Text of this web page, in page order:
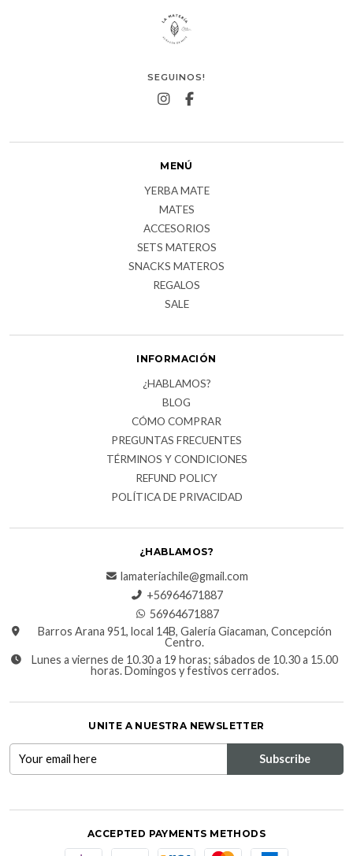
SEGUINOS!
MENÚ
YERBA MATE
MATES
ACCESORIOS
SETS MATEROS
SNACKS MATEROS
REGALOS
SALE
INFORMACIÓN
¿HABLAMOS?
BLOG
CÓMO COMPRAR
PREGUNTAS FRECUENTES
TÉRMINOS Y CONDICIONES
REFUND POLICY
POLÍTICA DE PRIVACIDAD
¿HABLAMOS?
lamateriachile@gmail.com
+56964671887
56964671887
Barros Arana 951, local 14B, Galería Giacaman, Concepción
Centro.
Lunes a viernes de 10.30 a 19 horas; sábados de 10.30 a 15.00
horas. Domingos y festivos cerrados.
UNITE A NUESTRA NEWSLETTER
ACCEPTED PAYMENTS METHODS